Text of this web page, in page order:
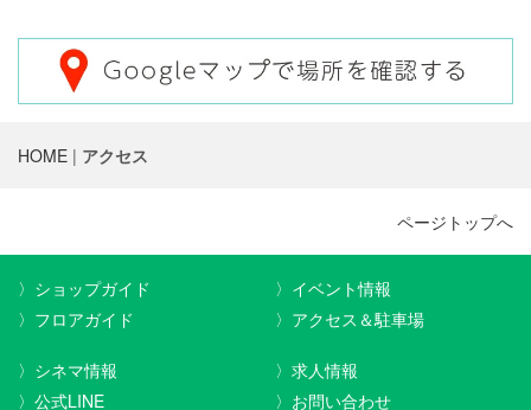
HOME | アクセス
ページトップへ
〉ショップガイド
〉フロアガイド
〉イベント情報
〉アクセス＆駐車場
〉シネマ情報
〉公式LINE
〉求人情報
〉お問い合わせ